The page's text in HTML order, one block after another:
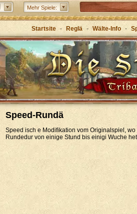
Mehr Spiele: Grepolis – Erboue
Startsite - Reglä - Wälte-Info -
Speed-Rundä
Speed isch e Modifikation vom Originalspiel,
Rundedur von einige Stund bis einigi Wuche